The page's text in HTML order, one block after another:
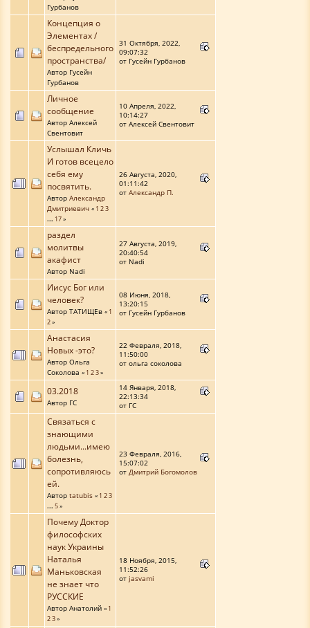
Гурбанов
Концепция о
Элементах /
беспредельного
пространства/
Автор Гусейн
Гурбанов
31 Октября, 2022,
09:07:32
от Гусейн Гурбанов
Личное
сообщение
Автор Алексей
Свентовит
10 Апреля, 2022,
10:14:27
от Алексей Свентовит
Услышал Кличь
И готов всецело
себя ему
посвятить.
Автор Александр
Дмитриевич « 1 23
... 17»
26 Августа, 2020,
01:11:42
от Александр П.
раздел
молитвы
акафист
Автор Nadi
27 Августа, 2019,
20:40:54
от Nadi
Иисус Бог или
человек?
Автор ТАТИЩЕв « 1
2»
08 Июня, 2018,
13:20:15
от Гусейн Гурбанов
Анастасия
Новых -это?
Автор Ольга
Соколова « 1 23»
22 Февраля, 2018,
11:50:00
от ольга соколова
03.2018
Автор ГС
14 Января, 2018,
22:13:34
от ГС
Связаться с
знающими
людьми...имею
болезнь,
сопротивляюсь
ей.
Автор tatubis « 1 23
... 5»
23 Февраля, 2016,
15:07:02
от Дмитрий Богомолов
Почему Доктор
философских
наук Украины
Наталья
Маньковская
не знает что
РУССКИЕ
Автор Анатолий « 1
23»
18 Ноября, 2015,
11:52:26
от jasvami